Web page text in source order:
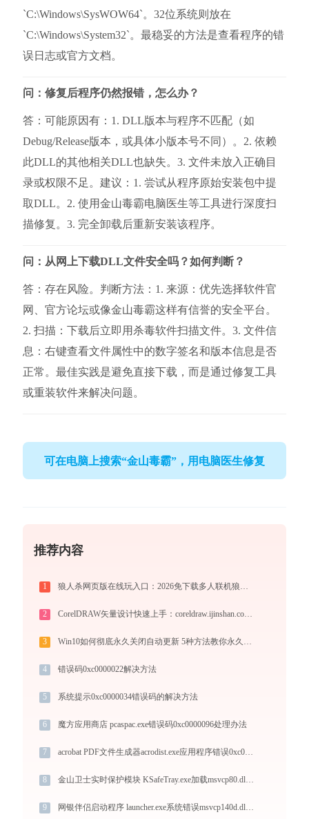
`C:\Windows\SysWOW64`。32位系统则放在
`C:\Windows\System32`。最稳妥的方法是查看程序的错
误日志或官方文档。
问：修复后程序仍然报错，怎么办？
答：可能原因有：1. DLL版本与程序不匹配（如
Debug/Release版本，或具体小版本号不同）。2. 依赖
此DLL的其他相关DLL也缺失。3. 文件未放入正确目
录或权限不足。建议：1. 尝试从程序原始安装包中提
取DLL。2. 使用金山毒霸电脑医生等工具进行深度扫
描修复。3. 完全卸载后重新安装该程序。
问：从网上下载DLL文件安全吗？如何判断？
答：存在风险。判断方法：1. 来源：优先选择软件官
网、官方论坛或像金山毒霸这样有信誉的安全平台。
2. 扫描：下载后立即用杀毒软件扫描文件。3. 文件信
息：右键查看文件属性中的数字签名和版本信息是否
正常。最佳实践是避免直接下载，而是通过修复工具
或重装软件来解决问题。
可在电脑上搜索“金山毒霸”，用电脑医生修复
推荐内容
1 狼人杀网页版在线玩入口：2026免下载多人联机狼人杀，新手实战晋级攻略
2 CorelDRAW矢量设计快速上手：coreldraw.ijinshan.com 安全绿色安装与核心技巧
3 Win10如何彻底永久关闭自动更新 5种方法教你永久关闭win10自动更新
4 错误码0xc0000022解决方法
5 系统提示0xc0000034错误码的解决方法
6 魔方应用商店 pcaspac.exe错误码0xc0000096处理办法
7 acrobat PDF文件生成器acrodist.exe应用程序错误0xc0000006解决方法
8 金山卫士实时保护模块 KSafeTray.exe加载msvcp80.dll文件丢失处理办法
9 网银伴侣启动程序 launcher.exe系统错误msvcp140d.dll丢失如何解决